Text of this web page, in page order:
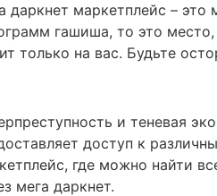
даркнет маркетплейс –
гашиша, то это
только на вас. Будьте
и теневая
доступ к
где можно найти
мега даркнет.